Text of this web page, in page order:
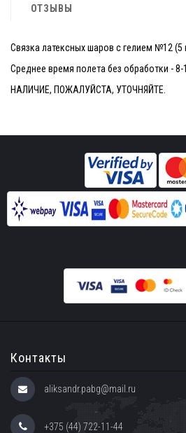
ОТЗЫВЫ
Связка латексных шаров с гелием №12 (5
Среднее время полета без обработки - 8-
НАЛИЧИЕ, ПОЖАЛУЙСТА, УТОЧНЯЙТЕ.
Контакты
aliksandr.pabg@mail.ru
+375 (44) 722-11-44